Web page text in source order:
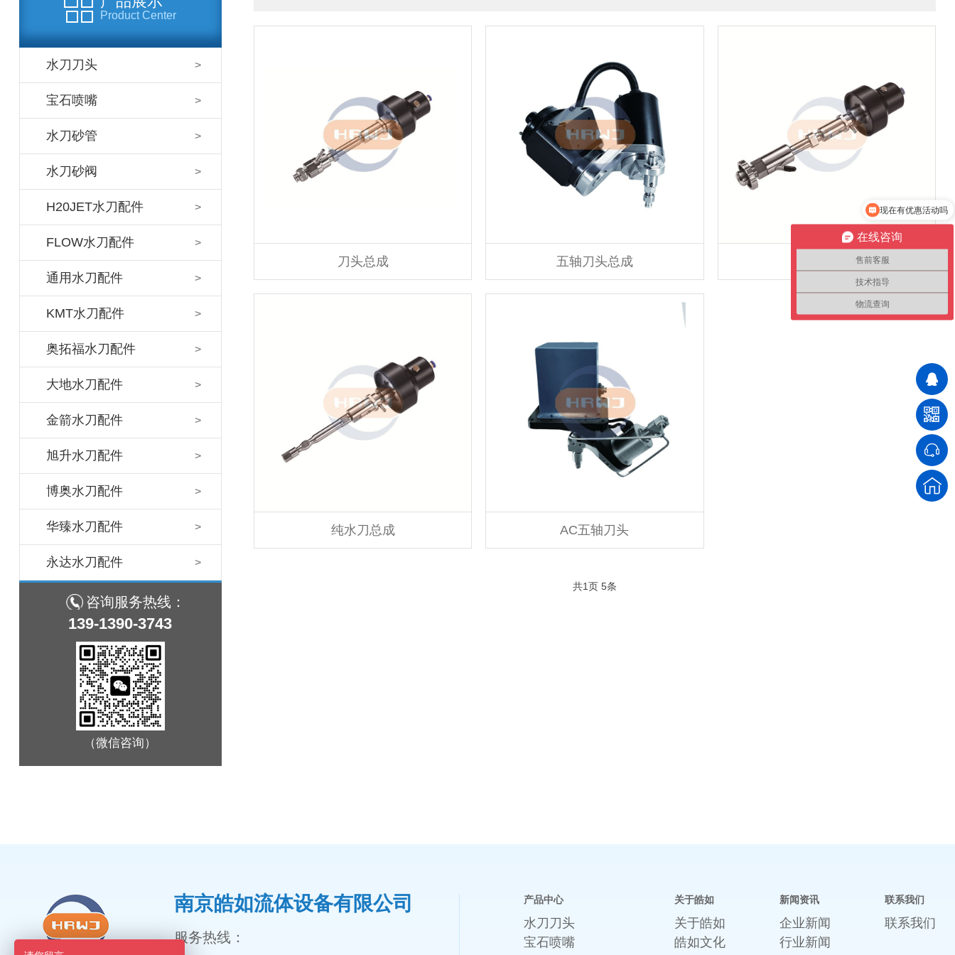
Product Center
水刀刀头
宝石喷嘴
水刀砂管
水刀砂阀
H20JET水刀配件
FLOW水刀配件
通用水刀配件
KMT水刀配件
奥拓福水刀配件
大地水刀配件
金箭水刀配件
旭升水刀配件
博奥水刀配件
华臻水刀配件
永达水刀配件
咨询服务热线：
139-1390-3743
（微信咨询）
刀头总成 五轴刀头总成
纯水刀总成 AC五轴刀头
共1页 5条
南京皓如流体设备有限公司
服务热线：
产品中心
水刀刀头
宝石喷嘴
关于皓如
关于皓如
皓如文化
新闻资讯
企业新闻
行业新闻
联系我们
联系我们
在线咨询
售前客服
技术指导
物流查询
现在有优惠活动吗